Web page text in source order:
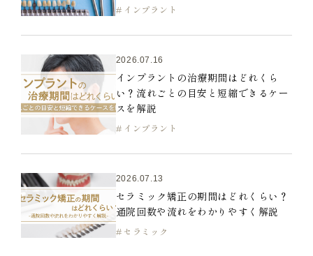
インプラント
2026.07.16
インプラントの治療期間はどれくら
い？流れごとの目安と短縮できるケー
スを解説
インプラント
2026.07.13
セラミック矯正の期間はどれくらい？
通院回数や流れをわかりやすく解説
セラミック